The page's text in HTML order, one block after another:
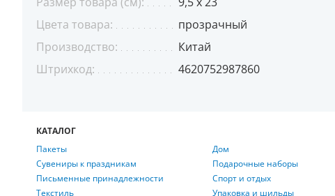
Цвета товара:
прозрачный
Производство:
Китай
Штрихкод:
4620752987860
КАТАЛОГ
Пакеты
Сувениры к праздникам
Письменные принадлежности
Текстиль
Дом
Подарочные наборы
Спорт и отдых
Упаковка и шильды